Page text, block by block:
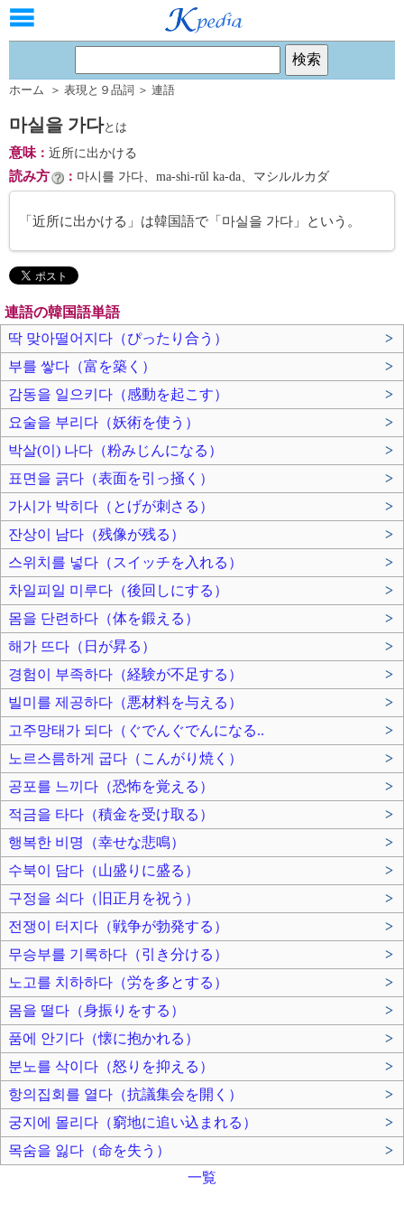
ホーム ＞ 表現と９品詞 ＞ 連語
마실을 가다とは
意味： 近所に出かける
読み方 ： 마시를 가다、ma-shi-rŭl ka-da、マシルルカダ
「近所に出かける」は韓国語で「마실을 가다」という。
連語の韓国語単語
딱 맞아떨어지다（ぴったり合う）
>
부를 쌓다（富を築く）
>
감동을 일으키다（感動を起こす）
>
요술을 부리다（妖術を使う）
>
박살(이) 나다（粉みじんになる）
>
표면을 긁다（表面を引っ掻く）
>
가시가 박히다（とげが刺さる）
>
잔상이 남다（残像が残る）
>
스위치를 넣다（スイッチを入れる）
>
차일피일 미루다（後回しにする）
>
몸을 단련하다（体を鍛える）
>
해가 뜨다（日が昇る）
>
경험이 부족하다（経験が不足する）
>
빌미를 제공하다（悪材料を与える）
>
고주망태가 되다（ぐでんぐでんになる..
>
노르스름하게 굽다（こんがり焼く）
>
공포를 느끼다（恐怖を覚える）
>
적금을 타다（積金を受け取る）
>
행복한 비명（幸せな悲鳴）
>
수북이 담다（山盛りに盛る）
>
구정을 쇠다（旧正月を祝う）
>
전쟁이 터지다（戦争が勃発する）
>
무승부를 기록하다（引き分ける）
>
노고를 치하하다（労を多とする）
>
몸을 떨다（身振りをする）
>
품에 안기다（懐に抱かれる）
>
분노를 삭이다（怒りを抑える）
>
항의집회를 열다（抗議集会を開く）
>
궁지에 몰리다（窮地に追い込まれる）
>
목숨을 잃다（命を失う）
>
一覧